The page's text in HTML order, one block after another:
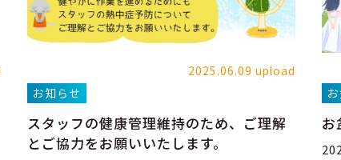
2025.06.09 upload
お知らせ
スタッフの健康管理維持のため、ご理解
とご協力をお願いいたします。
お